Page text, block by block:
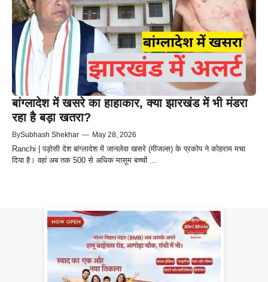
बांग्लादेश में खसरे का हाहाकार, क्या झारखंड में भी मंडरा
रहा है बड़ा खतरा?
BySubhash Shekhar — May 28, 2026
Ranchi | पड़ोसी देश बांग्लादेश में जानलेवा खसरे (मीजल्स) के प्रकोप ने कोहराम मचा
दिया है। वहां अब तक 500 से अधिक मासूम बच्चों ...